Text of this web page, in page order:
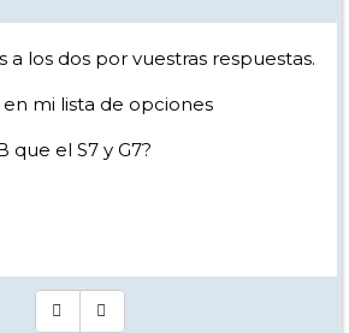
a los dos por vuestras respuestas.
mi lista de opciones
que el S7 y G7?